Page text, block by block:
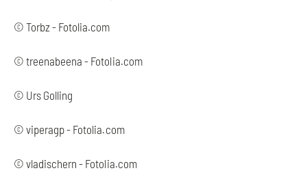
© Torbz - Fotolia.com
© treenabeena - Fotolia.com
© Urs Golling
© viperagp - Fotolia.com
© vladischern - Fotolia.com